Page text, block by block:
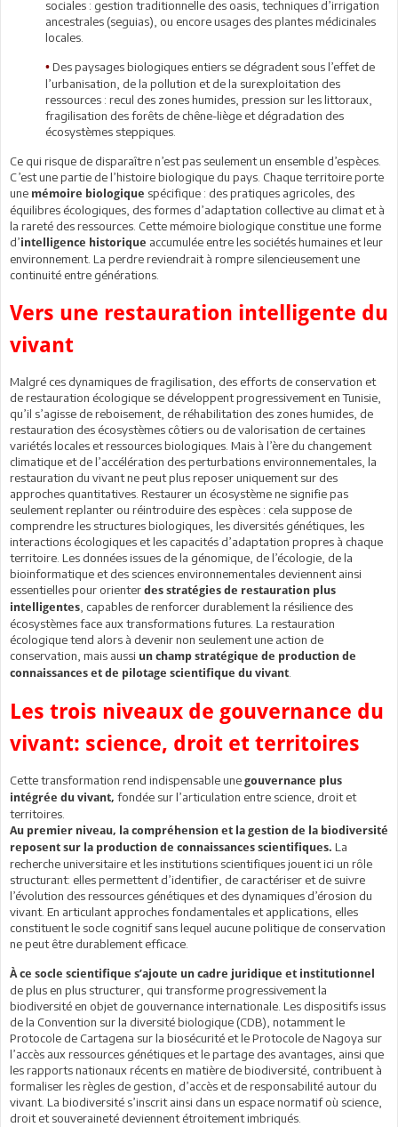
sociales : gestion traditionnelle des oasis, techniques d’irrigation
ancestrales (seguias), ou encore usages des plantes médicinales
locales.
• Des paysages biologiques entiers se dégradent sous l’effet de
l’urbanisation, de la pollution et de la surexploitation des
ressources : recul des zones humides, pression sur les littoraux,
fragilisation des forêts de chêne-liège et dégradation des
écosystèmes steppiques.
Ce qui risque de disparaître n’est pas seulement un ensemble d’espèces.
C’est une partie de l’histoire biologique du pays. Chaque territoire porte
une mémoire biologique spécifique : des pratiques agricoles, des
équilibres écologiques, des formes d’adaptation collective au climat et à
la rareté des ressources. Cette mémoire biologique constitue une forme
d’intelligence historique accumulée entre les sociétés humaines et leur
environnement. La perdre reviendrait à rompre silencieusement une
continuité entre générations.
Vers une restauration intelligente du
vivant
Malgré ces dynamiques de fragilisation, des efforts de conservation et
de restauration écologique se développent progressivement en Tunisie,
qu’il s’agisse de reboisement, de réhabilitation des zones humides, de
restauration des écosystèmes côtiers ou de valorisation de certaines
variétés locales et ressources biologiques. Mais à l’ère du changement
climatique et de l’accélération des perturbations environnementales, la
restauration du vivant ne peut plus reposer uniquement sur des
approches quantitatives. Restaurer un écosystème ne signifie pas
seulement replanter ou réintroduire des espèces : cela suppose de
comprendre les structures biologiques, les diversités génétiques, les
interactions écologiques et les capacités d’adaptation propres à chaque
territoire. Les données issues de la génomique, de l’écologie, de la
bioinformatique et des sciences environnementales deviennent ainsi
essentielles pour orienter des stratégies de restauration plus
intelligentes, capables de renforcer durablement la résilience des
écosystèmes face aux transformations futures. La restauration
écologique tend alors à devenir non seulement une action de
conservation, mais aussi un champ stratégique de production de
connaissances et de pilotage scientifique du vivant.
Les trois niveaux de gouvernance du
vivant: science, droit et territoires
Cette transformation rend indispensable une gouvernance plus
intégrée du vivant, fondée sur l’articulation entre science, droit et
territoires.
Au premier niveau, la compréhension et la gestion de la biodiversité
reposent sur la production de connaissances scientifiques. La
recherche universitaire et les institutions scientifiques jouent ici un rôle
structurant: elles permettent d’identifier, de caractériser et de suivre
l’évolution des ressources génétiques et des dynamiques d’érosion du
vivant. En articulant approches fondamentales et applications, elles
constituent le socle cognitif sans lequel aucune politique de conservation
ne peut être durablement efficace.
À ce socle scientifique s’ajoute un cadre juridique et institutionnel
de plus en plus structurer, qui transforme progressivement la
biodiversité en objet de gouvernance internationale. Les dispositifs issus
de la Convention sur la diversité biologique (CDB), notamment le
Protocole de Cartagena sur la biosécurité et le Protocole de Nagoya sur
l’accès aux ressources génétiques et le partage des avantages, ainsi que
les rapports nationaux récents en matière de biodiversité, contribuent à
formaliser les règles de gestion, d’accès et de responsabilité autour du
vivant. La biodiversité s’inscrit ainsi dans un espace normatif où science,
droit et souveraineté deviennent étroitement imbriqués.